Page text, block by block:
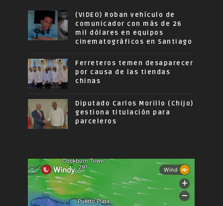
(VIDEO) Roban vehículo de
comunicador con más de 26
mil dólares en equipos
cinematográficos en Santiago
Ferreteros temen desaparecer
por causa de las tiendas
chinas
Diputado Carlos Morillo (Chijo)
gestiona titulación para
parceleros